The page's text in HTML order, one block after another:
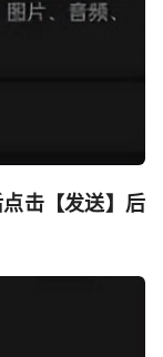
击【发送】后